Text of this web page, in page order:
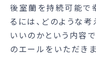
後室蘭を持続可能で
るには、どのような
いいのかという内容
のエールをいただきま